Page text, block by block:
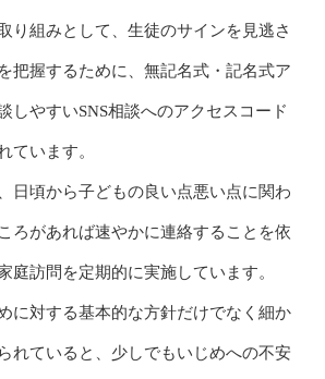
り組みとして、生徒のサインを見逃さ
把握するために、無記名式・記名式ア
しやすいSNS相談へのアクセスコード
ています。
日頃から子どもの良い点悪い点に関わ
ろがあれば速やかに連絡することを依
庭訪問を定期的に実施しています。
に対する基本的な方針だけでなく細か
れていると、少しでもいじめへの不安